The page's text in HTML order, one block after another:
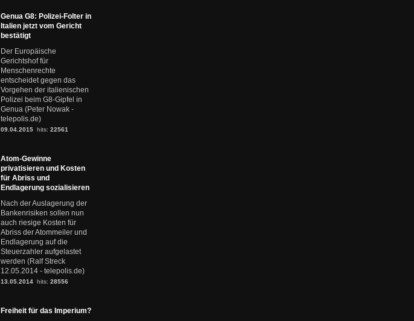
Genua G8: Polizei-Folter in
Italien jetzt vom Gericht
bestätigt
Der Europäische
Gerichtshof für
Menschenrechte
entscheidet gegen das
Vorgehen der italienischen
Polizei beim G8-Gipfel in
Genua (Peter Nowak -
telepolis.de)
09.04.2015 hits: 22561
Atom-Gewinne
privatisieren und Kosten
für Abriss und
Endlagerung sozialisieren
Nach der Auslagerung der
Bankenrisiken sollen nun
auch riesige Kosten für
Abriss der Atommeiler und
Endlagerung auf die
Steuerzahler aufgelastet
werden (Ralf Streck
12.05.2014 - telepolis.de)
13.05.2014 hits: 28556
Freiheit für das Imperium?